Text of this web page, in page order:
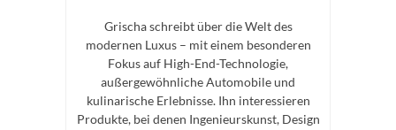
Grischa schreibt über die Welt des
modernen Luxus – mit einem besonderen
Fokus auf High-End-Technologie,
außergewöhnliche Automobile und
kulinarische Erlebnisse. Ihn interessieren
Produkte, bei denen Ingenieurskunst, Design